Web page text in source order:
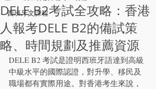
西班牙文課程
DELE B2考試全攻略：香港
人報考DELE B2的備試策
略、時間規劃及推薦資源
DELE B2 考試是證明西班牙語達到高級
中級水平的國際認證，對升學、移民及
職場都有實際用途。對香港考生來說，